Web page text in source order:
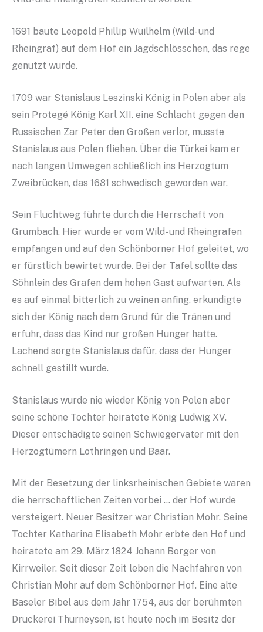
1691 baute Leopold Phillip Wuilhelm (Wild- und
Rheingraf) auf dem Hof ein Jagdschlösschen, das rege
genutzt wurde.
1709 war Stanislaus Leszinski König in Polen aber als
sein Protegé König Karl XII. eine Schlacht gegen den
Russischen Zar Peter den Großen verlor, musste
Stanislaus aus Polen fliehen. Über die Türkei kam er
nach langen Umwegen schließlich ins Herzogtum
Zweibrücken, das 1681 schwedisch geworden war.
Sein Fluchtweg führte durch die Herrschaft von
Grumbach. Hier wurde er vom Wild- und Rheingrafen
empfangen und auf den Schönborner Hof geleitet, wo
er fürstlich bewirtet wurde. Bei der Tafel sollte das
Söhnlein des Grafen dem hohen Gast aufwarten. Als
es auf einmal bitterlich zu weinen anfing, erkundigte
sich der König nach dem Grund für die Tränen und
erfuhr, dass das Kind nur großen Hunger hatte.
Lachend sorgte Stanislaus dafür, dass der Hunger
schnell gestillt wurde.
Stanislaus wurde nie wieder König von Polen aber
seine schöne Tochter heiratete König Ludwig XV.
Dieser entschädigte seinen Schwiegervater mit den
Herzogtümern Lothringen und Baar.
Mit der Besetzung der linksrheinischen Gebiete waren
die herrschaftlichen Zeiten vorbei … der Hof wurde
versteigert. Neuer Besitzer war Christian Mohr. Seine
Tochter Katharina Elisabeth Mohr erbte den Hof und
heiratete am 29. März 1824 Johann Borger von
Kirrweiler. Seit dieser Zeit leben die Nachfahren von
Christian Mohr auf dem Schönborner Hof. Eine alte
Baseler Bibel aus dem Jahr 1754, aus der berühmten
Druckerei Thurneysen, ist heute noch im Besitz der